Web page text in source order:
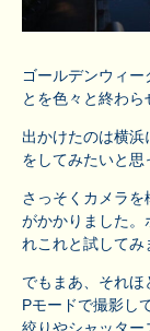
ゴールデンウィ
とを色々と終わら
出かけたのは横浜
をしてみたいと思
さっそくカメラ
がかかりました。
れこれと試してみ
でもまあ、それ
Pモードで撮影し